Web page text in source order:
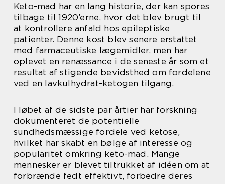
Keto-mad har en lang historie, der kan spores
tilbage til 1920’erne, hvor det blev brugt til
at kontrollere anfald hos epileptiske
patienter. Denne kost blev senere erstattet
med farmaceutiske lægemidler, men har
oplevet en renæssance i de seneste år som et
resultat af stigende bevidsthed om fordelene
ved en lavkulhydrat-ketogen tilgang.
I løbet af de sidste par årtier har forskning
dokumenteret de potentielle
sundhedsmæssige fordele ved ketose,
hvilket har skabt en bølge af interesse og
popularitet omkring keto-mad. Mange
mennesker er blevet tiltrukket af idéen om at
forbrænde fedt effektivt, forbedre deres